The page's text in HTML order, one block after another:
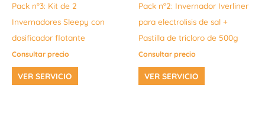
Pack nº3: Kit de 2
Invernadores Sleepy con
dosificador flotante
Consultar precio
VER SERVICIO
Pack nº2: Invernador Iverliner
para electrolisis de sal +
Pastilla de tricloro de 500g
Consultar precio
VER SERVICIO